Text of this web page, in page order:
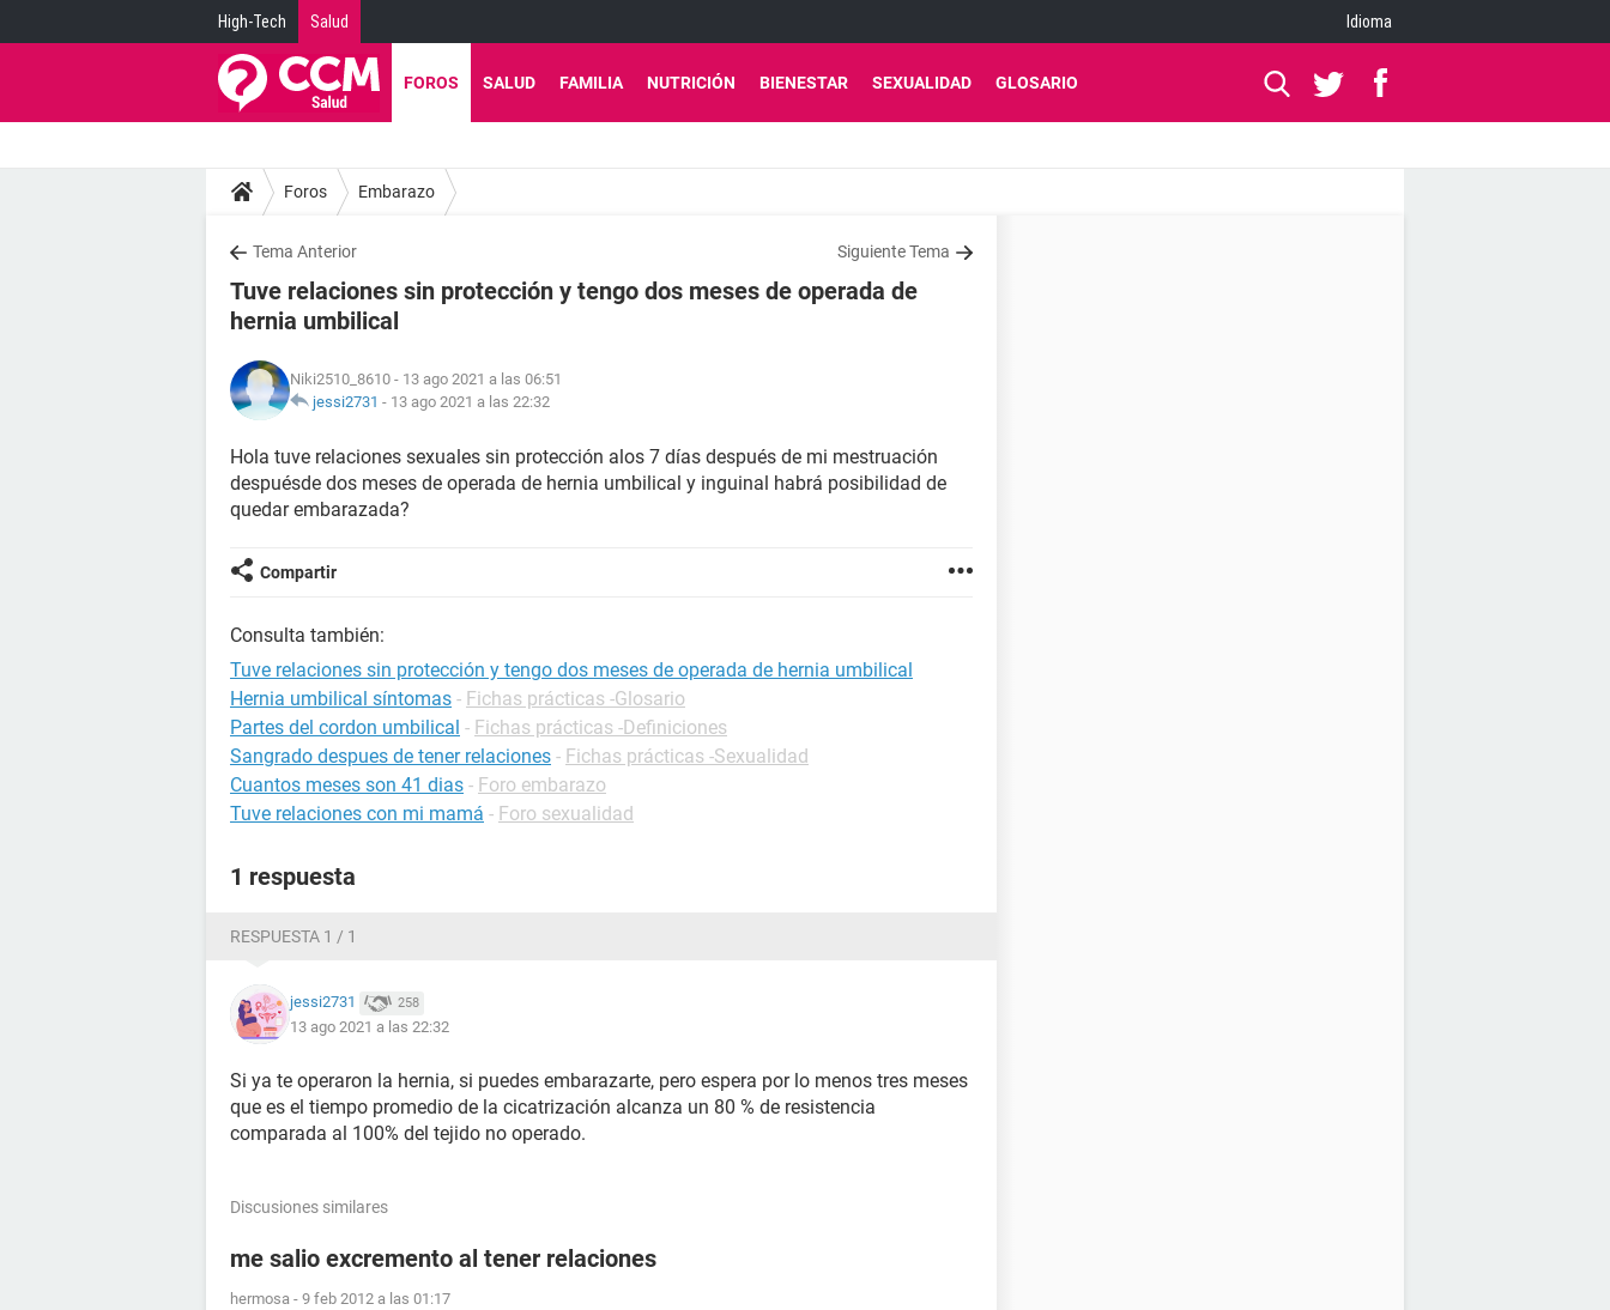
High-Tech Salud Idioma
FOROS SALUD FAMILIA NUTRICIÓN BIENESTAR SEXUALIDAD GLOSARIO
Foros Embarazo
Tema Anterior Siguiente Tema
Tuve relaciones sin protección y tengo dos meses de operada de
hernia umbilical
Niki2510_8610 - 13 ago 2021 a las 06:51
jessi2731 - 13 ago 2021 a las 22:32
Hola tuve relaciones sexuales sin protección alos 7 días después de mi mestruación
despuésde dos meses de operada de hernia umbilical y inguinal habrá posibilidad de
quedar embarazada?
Compartir
Consulta también:
Tuve relaciones sin protección y tengo dos meses de operada de hernia umbilical
Hernia umbilical síntomas - Fichas prácticas -Glosario
Partes del cordon umbilical - Fichas prácticas -Definiciones
Sangrado despues de tener relaciones - Fichas prácticas -Sexualidad
Cuantos meses son 41 dias - Foro embarazo
Tuve relaciones con mi mamá - Foro sexualidad
1 respuesta
RESPUESTA 1 / 1
jessi2731 258
13 ago 2021 a las 22:32
Si ya te operaron la hernia, si puedes embarazarte, pero espera por lo menos tres meses
que es el tiempo promedio de la cicatrización alcanza un 80 % de resistencia
comparada al 100% del tejido no operado.
Discusiones similares
me salio excremento al tener relaciones
hermosa - 9 feb 2012 a las 01:17